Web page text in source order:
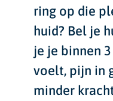
ring op die
huid? Bel je
je je binnen
voelt, pijn in
minder